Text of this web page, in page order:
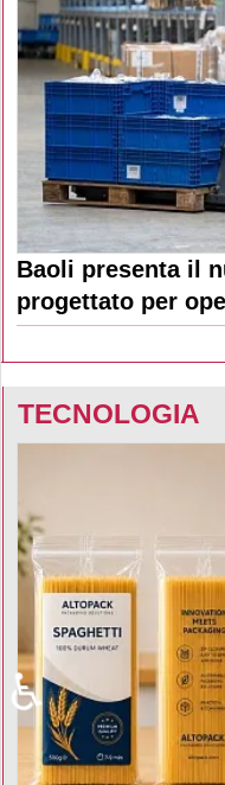
Baoli presenta il
progettato per
TECNOLOGIA